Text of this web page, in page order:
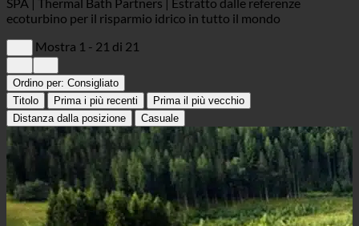
SPA | Thermal Bath Partners | Estratto dalle referenze
ecoturbino per il risparmio idrico in tutto il mondo
Mostra 1 - 21 di 21
Ordino per:Consigliato
Titolo
Prima i più recenti
Prima il più vecchio
Distanza dalla posizione
Casuale